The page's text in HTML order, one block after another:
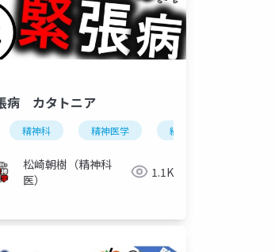
ックス
病 カタトニア
精神科 精神医学 統合失調症
松崎朝樹（精神科
医）
1.1K